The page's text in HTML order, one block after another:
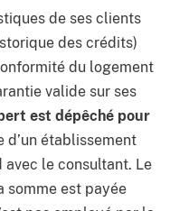
de ses clients
des crédits)
du logement
valide sur ses
est dépêché pour
d’un établissement
avec le consultant. Le
somme est payée